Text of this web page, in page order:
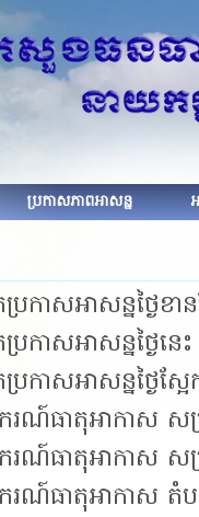
ប្រកាសភាពអាសន្ន
រកាសអាសន្នថ្ងៃខា
រកាសអាសន្នថ្ងៃនេះ
រកាសអាសន្នថ្ងៃស្អ
ករណ៍ធាតុអាកាស សម្
ករណ៍ធាតុអាកាស សម្
ករណ៍ធាតុអាកាស